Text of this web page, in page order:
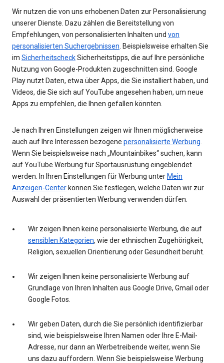
Wir nutzen die von uns erhobenen Daten zur Personalisierung
unserer Dienste. Dazu zählen die Bereitstellung von
Empfehlungen, von personalisierten Inhalten und von
personalisierten Suchergebnissen . Beispielsweise erhalten Sie
im SicherheitscheckSicherheitstipps, die auf Ihre persönliche
Nutzung von Google-Produkten zugeschnitten sind. Google
Play nutzt Daten, etwa über Apps, die Sie installiert haben, und
Videos, die Sie sich auf YouTube angesehen haben, um neue
Apps zu empfehlen, die Ihnen gefallen könnten.
Je nach Ihren Einstellungen zeigen wir Ihnen möglicherweise
auch auf Ihre Interessen bezogene personalisierte Werbung
Wenn Sie beispielsweise nach „Mountainbikes“ suchen, kann
auf YouTube Werbung für Sportausrüstung eingeblendet
werden. In Ihren Einstellungen für Werbung unter Mein
Anzeigen-Center können Sie festlegen, welche Daten wir zur
Auswahl der präsentierten Werbung verwenden dürfen.
Wir zeigen Ihnen keine personalisierte Werbung, die auf
sensiblen Kategorien, wie der ethnischen Zugehörigkeit,
Religion, sexuellen Orientierung oder Gesundheit beruht.
Wir zeigen Ihnen keine personalisierte Werbung auf
Grundlage von Ihren Inhalten aus Google Drive, Gmail oder
Google Fotos.
Wir geben Daten, durch die Sie persönlich identifizierbar
sind, wie beispielsweise Ihren Namen oder Ihre E-Mail-
Adresse, nur dann an Werbetreibende weiter, wenn Sie
uns dazu auffordern. Wenn Sie beispielsweise Werbung